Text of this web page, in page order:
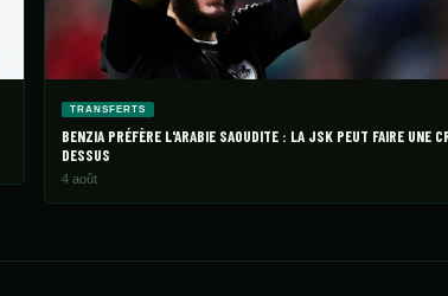
TRANSFERTS
BENZIA PRÉFÈRE L'ARABIE SAOUDITE : LA JSK PEUT FAIRE UNE
DESSUS
4 août